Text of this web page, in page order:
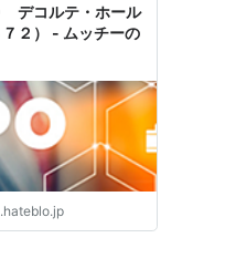
デコルテ・ホール
２） - ムッチーの